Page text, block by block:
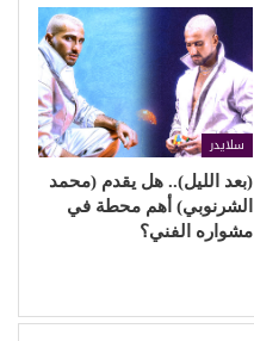
سلايدر
(بعد الليل).. هل يقدم (محمد
الشرنوبي) أهم محطة في
مشواره الفني؟